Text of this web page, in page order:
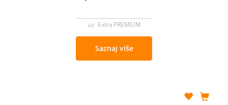
uz Extra PREMIUM
Saznaj više